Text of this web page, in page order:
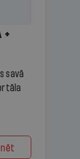
+
savā